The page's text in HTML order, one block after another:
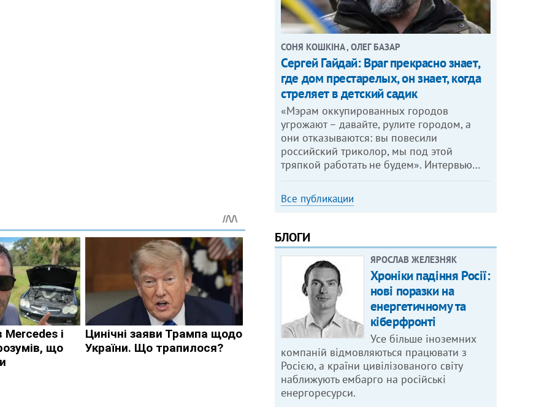
СОНЯ КОШКІНА , ОЛЕГ БАЗАР
Сергей Гайдай: Враг прекрасно знает,
где дом престарелых, он знает, когда
стреляет в детский садик
«Мэрам оккупированных городов
угрожают – давайте, рулите городом, а
они отказываются: вы повесили
российский триколор, мы под этой
тряпкой работать не будем». Интервью…
Все публикации
БЛОГИ
ЯРОСЛАВ ЖЕЛЕЗНЯК
Хроніки падіння Росії:
нові поразки на
енергетичному та
кіберфронті
Усе більше іноземних
компаній відмовляються працювати з
Росією, а країни цивілізованого світу
наближують ембарго на російські
енергоресурси.